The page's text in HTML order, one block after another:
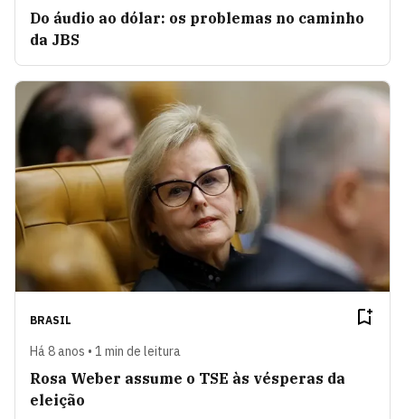
Do áudio ao dólar: os problemas no caminho
da JBS
BRASIL
Há 8 anos • 1 min de leitura
Rosa Weber assume o TSE às vésperas da
eleição